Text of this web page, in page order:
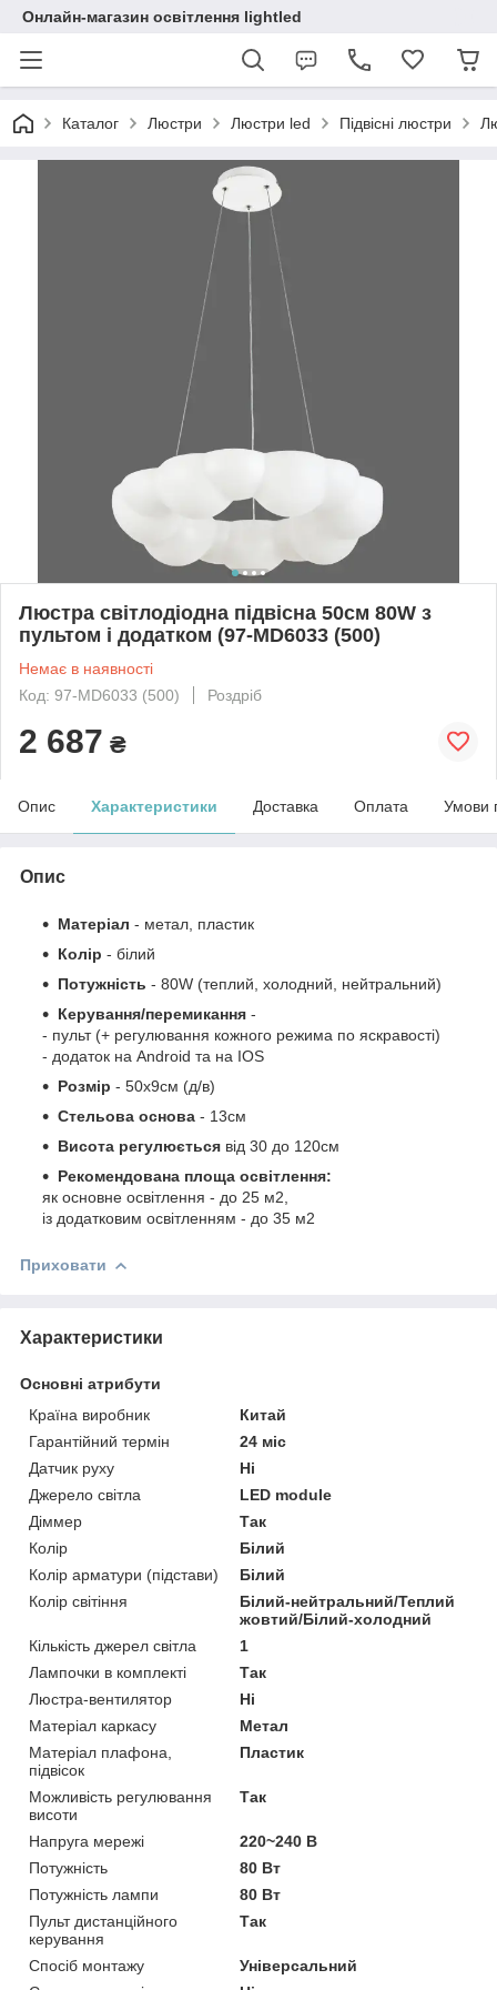
Онлайн-магазин освітлення lightled
Каталог Люстри Люстри led Підвісні люстри
Люстра світлодіодна підвісна 50см 80W з
пультом і додатком (97-MD6033 (500)
Немає в наявності
Код: 97-MD6033 (500)
Роздріб
2 687 ₴
Опис Характеристики Доставка Оплата Умови
Опис
Матеріал - метал, пластик
Колір - білий
Потужність - 80W (теплий, холодний, нейтральний)
Керування/перемикання -
- пульт (+ регулювання кожного режима по яскравості)
- додаток на Android та на IOS
Розмір - 50х9см (д/в)
Стельова основа - 13см
Висота регулюється від 30 до 120см
Рекомендована площа освітлення:
як основне освітлення - до 25 м2,
із додатковим освітленням - до 35 м2
Приховати
Характеристики
Основні атрибути
Країна виробник
Китай
Гарантійний термін
24 міс
Датчик руху
Ні
Джерело світла
LED module
Діммер
Так
Колір
Білий
Колір арматури (підстави)
Білий
Колір світіння
Білий-нейтральний/Теплий
жовтий/Білий-холодний
Кількість джерел світла
1
Лампочки в комплекті
Так
Люстра-вентилятор
Ні
Матеріал каркасу
Метал
Матеріал плафона,
підвісок
Пластик
Можливість регулювання
висоти
Так
Напруга мережі
220~240 В
Потужність
80 Вт
Потужність лампи
80 Вт
Пульт дистанційного
керування
Так
Спосіб монтажу
Універсальний